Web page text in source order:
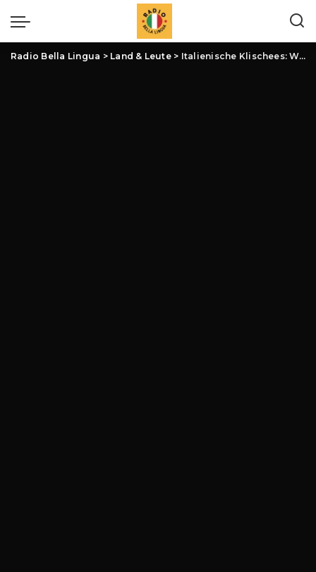
Radio Bella Lingua > Land & Leute> Italienische Klischees: Wahrheit und Vorurteile – Ein Blick hinter die Kulissen